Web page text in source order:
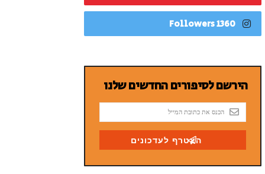
1360 Followers